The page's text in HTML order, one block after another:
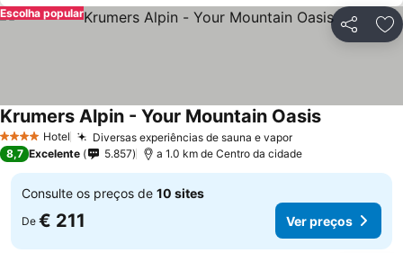
Partilhar
Escolha popular
4 EstrelasHotel Diversas experiências de sauna e vaporVer preços
Krumers Alpin - Your Mountain OasisVer preços
8,7 Excelente 5.857 a 1.0 km de Centro da cidade
Consulte os preços de 10 sites
De € 211 Ver preços